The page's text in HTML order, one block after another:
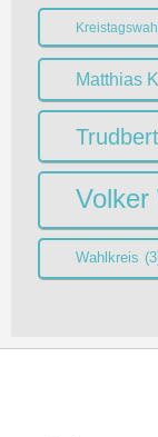
Matthias
Volker
Wahlkreis